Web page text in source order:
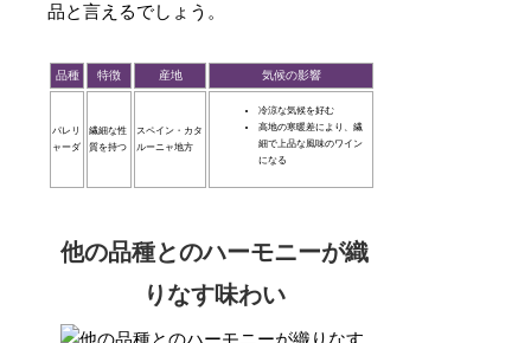
品と言えるでしょう。
品種 特徴 産地 気候の影響
パレリ
ャーダ
繊細な性
質を持つ
スペイン・カタ
ルーニャ地方
冷涼な気候を好む
高地の寒暖差により、繊
細で上品な風味のワイン
になる
他の品種とのハーモニーが織
りなす味わい